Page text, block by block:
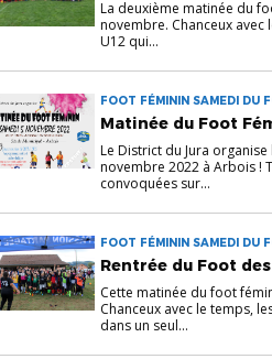
La deuxième matinée du
novembre. Chanceux
U12 qui...
FOOT FÉMININ SAMEDI DU
Matinée du Foot
Le District du Jura
novembre 2022 à Arbois !
convoquées sur...
FOOT FÉMININ SAMEDI DU
Rentrée du Foot des
Cette matinée du foot
Chanceux avec le temps,
dans un seul...